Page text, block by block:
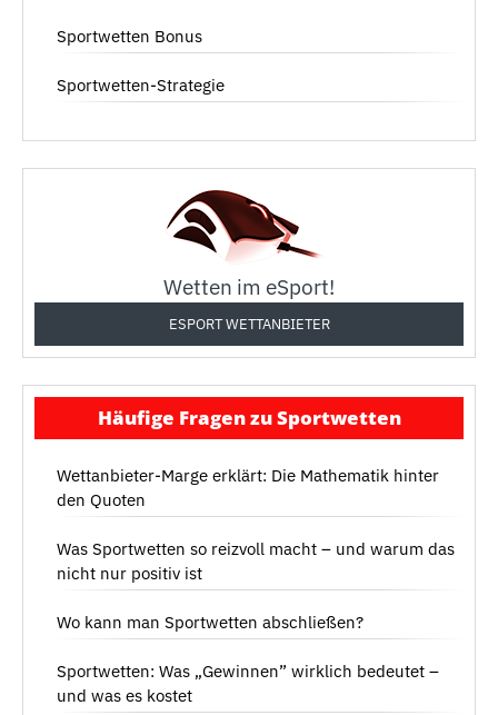
Sportwetten Bonus
Sportwetten-Strategie
Wetten im eSport!
ESPORT WETTANBIETER
Häufige Fragen zu Sportwetten
Wettanbieter-Marge erklärt: Die Mathematik hinter
den Quoten
Was Sportwetten so reizvoll macht – und warum das
nicht nur positiv ist
Wo kann man Sportwetten abschließen?
Sportwetten: Was „Gewinnen” wirklich bedeutet –
und was es kostet